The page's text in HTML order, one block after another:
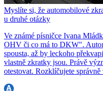
Myslíte si, že automobilové
u druhé otázky
Ve známé písničce Ivana
OHV či co má to DKW".
spousta, až by leckoho
vlastně zkratky jsou. Právě
otestovat. Rozklíčujete